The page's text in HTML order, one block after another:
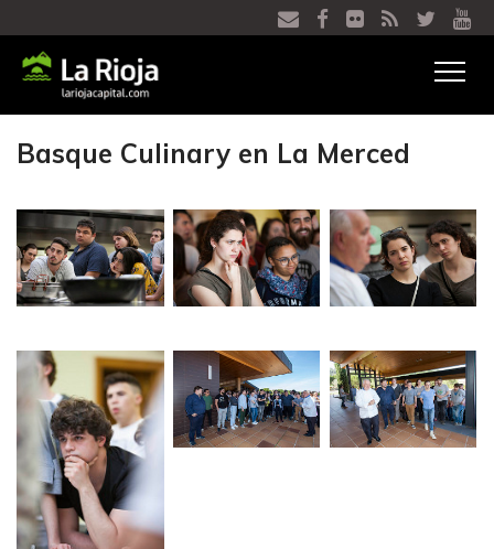
Ver
menú
Basque Culinary en La Merced